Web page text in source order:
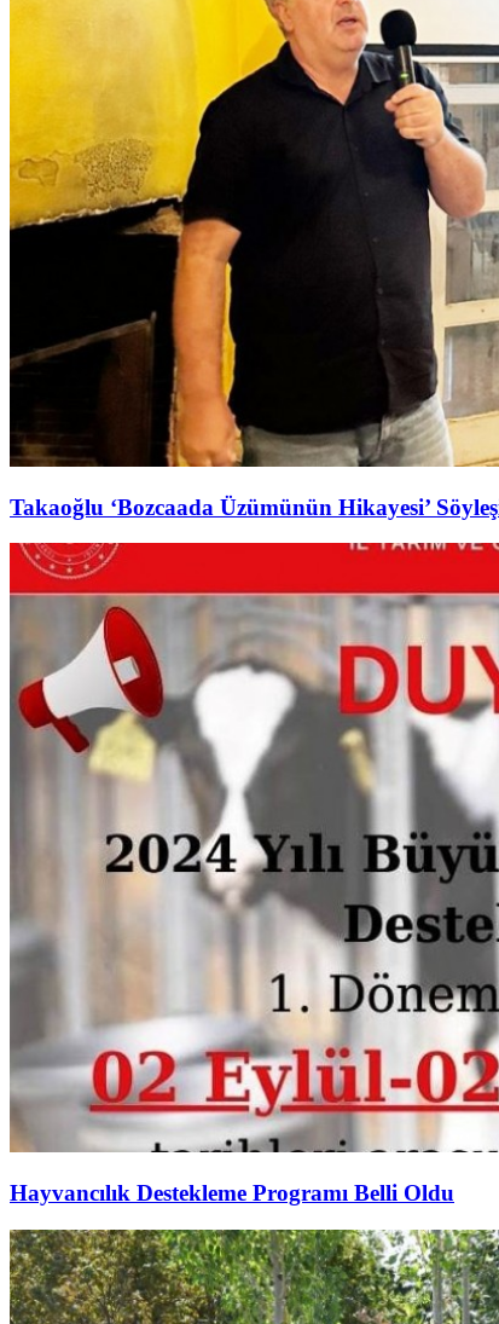
Takaoğlu ‘Bozcaada Üzümünün Hikayesi’
Hayvancılık Destekleme Programı Belli Oldu